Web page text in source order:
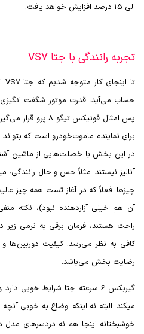
الی 15 درصد افزایش خواهد یافت.
تجربه رانندگی با جتا VS7
تا اینجای کار متوجه شدیم که جتاVS7
حساب می‌آید، قدرت موتور شگفت
پس امثال فونیکس
برای نماینده ماموت‌خودرو است که
در این بخش با خصلت‌هایی از ماشین
آنالیز نیستند. مثلاً حس و حال رانندگی،
چیزها. فعلاً که در آغاز تست همه چیز
آن هم خیلی آزاردهنده نبود)، نکته
راحت هستند، فرمان برقی به نرمی
کافی به نظر می‌رسد. کیفیت دوربین‌ها
رضایت بخش می‌باشد.
گیربکس 6 سرعته جتا شرایط
میکند. البته نه اینکه اوضاع به خوبی
خوشبختانه اینجا هم نه دردسرهای مدل